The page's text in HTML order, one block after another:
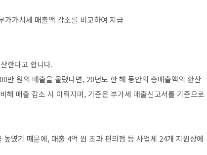
가치세 매출액 감소를 비교하여 지급
한다고 합니다.
만 원의 매출을 올렸다면, 20년도 한 해 동안의 총매출액의 환산
해 매출 감소 시 이뤄지며, 기준은 부가세 매출신고서를 기준으로
였기 때문에, 매출 4억 원 초과 편의점 등 사업체 24개 지원상에